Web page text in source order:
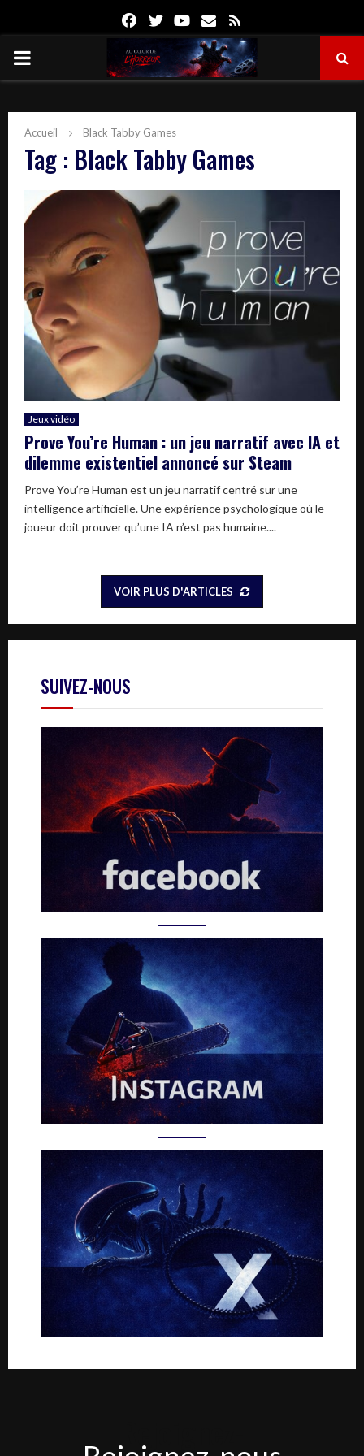
FacebookTwitterYoutube
Email
PRIMARY
Accueil Black Tabby Games
Tag : Black Tabby Games
Jeux vidéo
Prove You’re Human : un jeu narratif avec IA et
dilemme existentiel annoncé sur Steam
Prove You’re Human est un jeu narratif centré sur une
intelligence artificielle. Une expérience psychologique où le
joueur doit prouver qu’une IA n’est pas humaine....
VOIR PLUS D'ARTICLES
SUIVEZ-NOUS